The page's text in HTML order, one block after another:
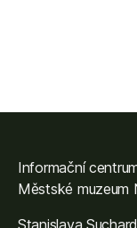
Informační
Městské muzeum
Stanislava